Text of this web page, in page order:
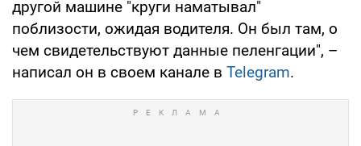
другой машине "круги наматывал"
поблизости, ожидая водителя. Он был там, о
чем свидетельствуют данные пеленгации", –
написал он в своем канале в Telegram.